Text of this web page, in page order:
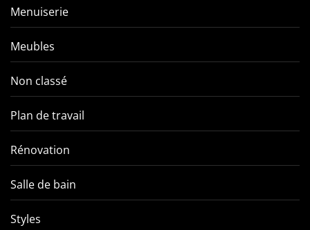
Menuiserie
Meubles
Non classé
Plan de travail
Rénovation
Salle de bain
Styles